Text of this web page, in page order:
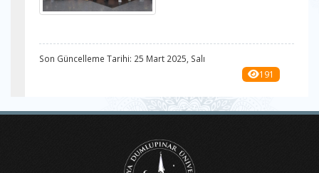
Son Güncelleme Tarihi: 25 Mart 2025, Salı
191